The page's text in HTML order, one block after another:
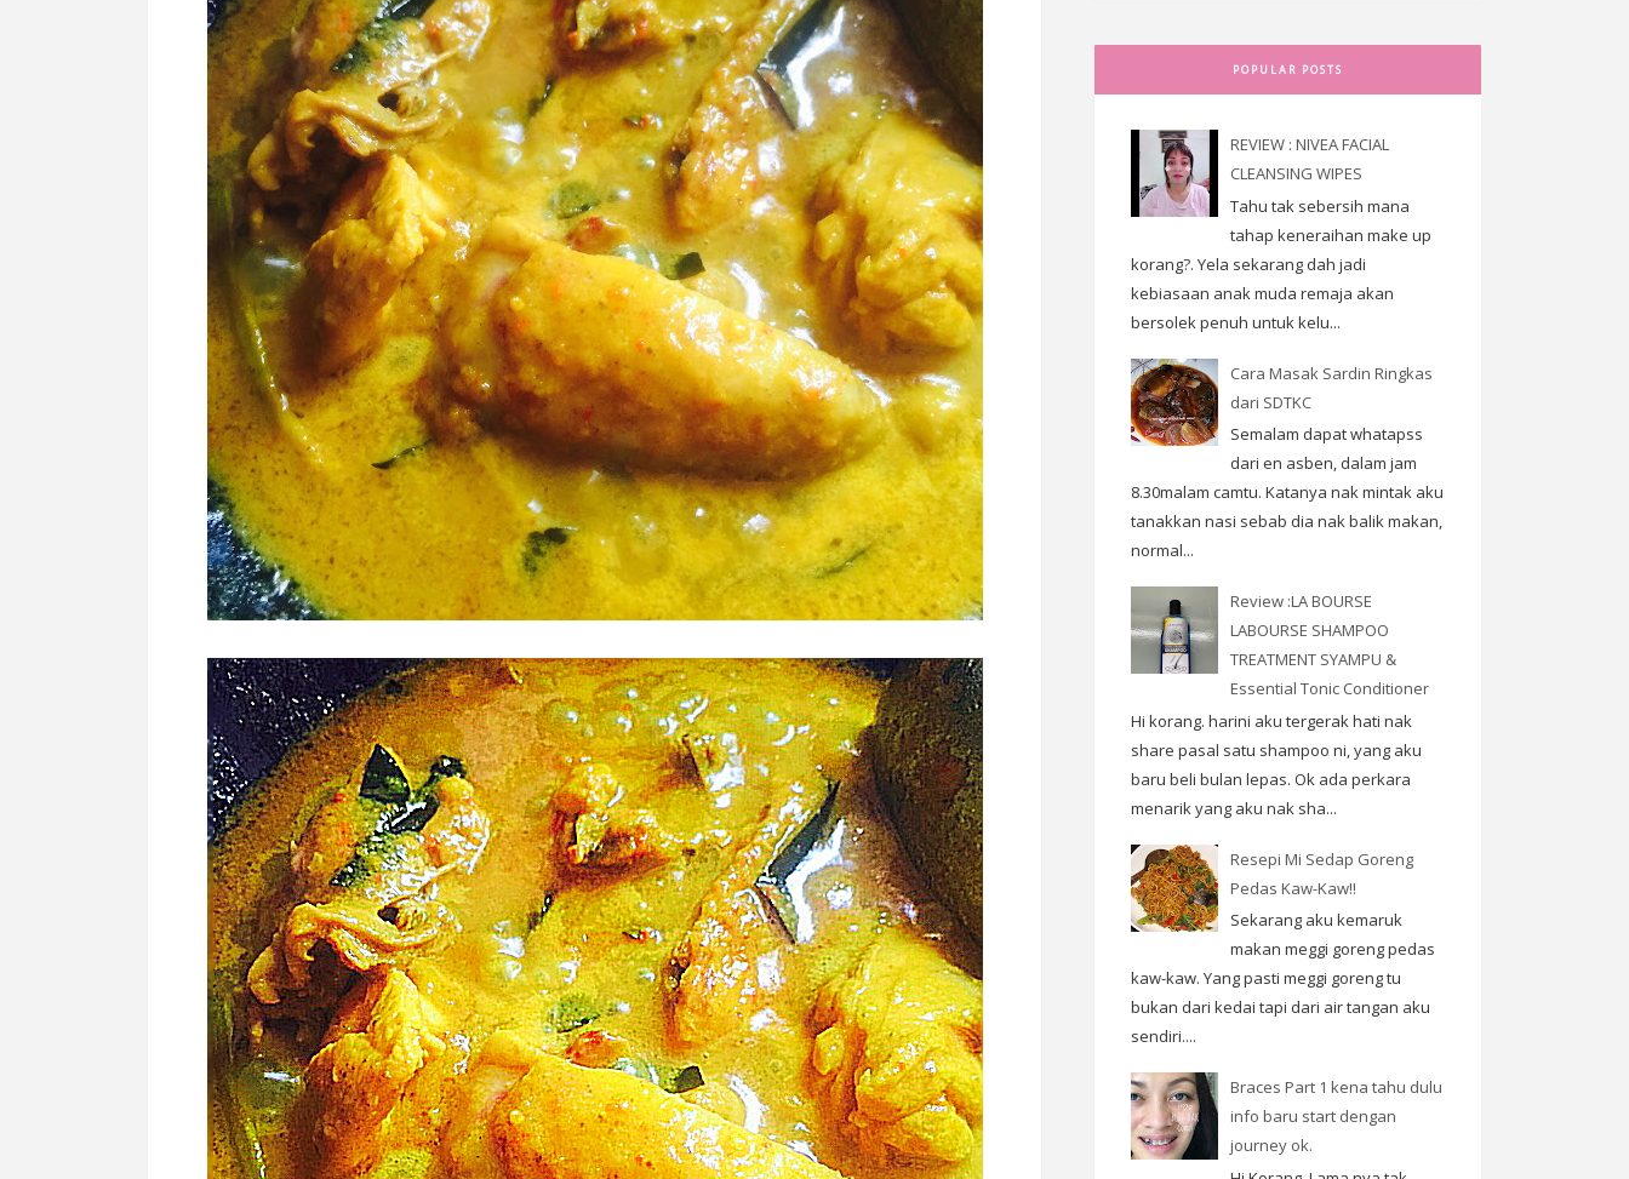
POPULAR POSTS
REVIEW : NIVEA FACIAL
CLEANSING WIPES
Tahu tak sebersih mana
tahap keneraihan make up
korang?. Yela sekarang dah jadi
kebiasaan anak muda remaja akan
bersolek penuh untuk kelu...
Cara Masak Sardin Ringkas
dari SDTKC
Semalam dapat whatapss
dari en asben, dalam jam
8.30malam camtu. Katanya nak mintak aku
tanakkan nasi sebab dia nak balik makan,
normal...
Review :LA BOURSE
LABOURSE SHAMPOO
TREATMENT SYAMPU &
Essential Tonic Conditioner
Hi korang. harini aku tergerak hati nak
share pasal satu shampoo ni, yang aku
baru beli bulan lepas. Ok ada perkara
menarik yang aku nak sha...
Resepi Mi Sedap Goreng
Pedas Kaw-Kaw!!
Sekarang aku kemaruk
makan meggi goreng pedas
kaw-kaw. Yang pasti meggi goreng tu
bukan dari kedai tapi dari air tangan aku
sendiri....
Braces Part 1 kena tahu dulu
info baru start dengan
journey ok.